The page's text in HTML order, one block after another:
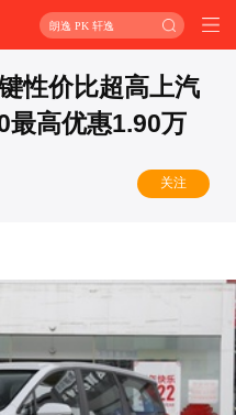
朗逸 PK 轩逸
性价比超高上汽
最高优惠1.90万
关注